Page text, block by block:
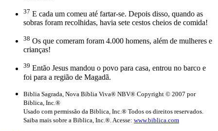
37 E cada um comeu até fartar-se. Depois disso, quando as
sobras foram recolhidas, havia sete cestos cheios de comida!
38 Os que comeram foram 4.000 homens, além de mulheres e
crianças!
39 Então Jesus mandou o povo para casa, entrou no barco e
foi para a região de Magadã.
Biblia Sagrada, Nova Bíblia Viva® NBV® Copyright © 2007 por
Biblica, Inc.®
Usado com permissão da Biblica, Inc.® Todos os direitos reservados.
Saiba mais sobre a Biblica, Inc.®. Acesse: www.biblica.com